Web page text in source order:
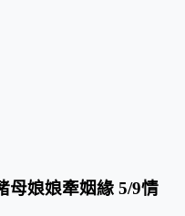
母娘娘牽姻緣 5/9情